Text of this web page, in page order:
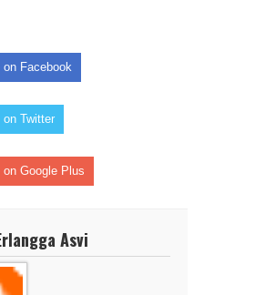
on Facebook
on Twitter
on Google Plus
Asvi